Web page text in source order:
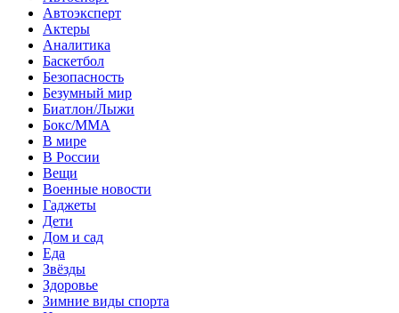
Автоэксперт
Актеры
Аналитика
Баскетбол
Безопасность
Безумный мир
Биатлон/Лыжи
Бокс/MMA
В мире
В России
Вещи
Военные новости
Гаджеты
Дети
Дом и сад
Еда
Звёзды
Здоровье
Зимние виды спорта